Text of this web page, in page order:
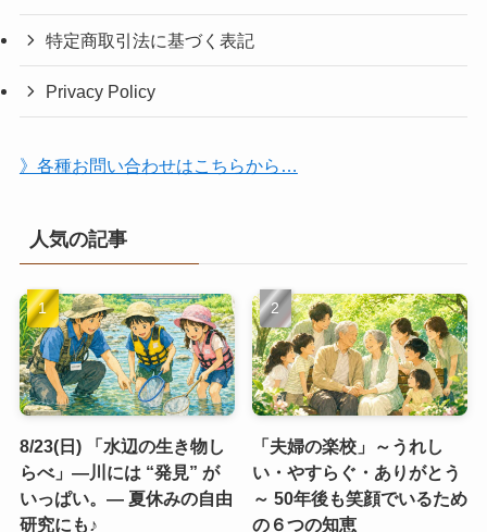
特定商取引法に基づく表記
Privacy Policy
》各種お問い合わせはこちらから…
人気の記事
8/23(日) 「水辺の生き物し
らべ」―川には “発見” が
いっぱい。― 夏休みの自由
研究にも♪
「夫婦の楽校」～うれし
い・やすらぐ・ありがとう
～ 50年後も笑顔でいるため
の６つの知恵